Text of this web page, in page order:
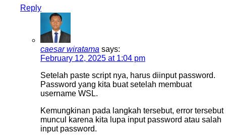
Reply
caesar wiratama says:
February 12, 2025 at 1:04 pm
Setelah paste script nya, harus diinput password.
Password yang kita buat setelah membuat
username WSL.
Kemungkinan pada langkah tersebut, error tersebut
muncul karena kita lupa input password atau salah
input password.